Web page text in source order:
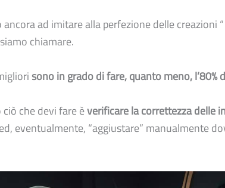
ad imitare alla perfezione delle creazioni
chiamare.
sono in grado di fare, quanto meno, l’80%
che devi fare èverificare la correttezza delle
eventualmente, “aggiustare” manualmente